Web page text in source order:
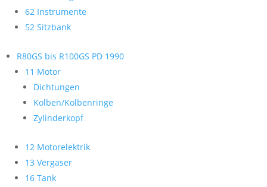
62 Instrumente
52 Sitzbank
R80GS bis R100GS PD 1990
11 Motor
Dichtungen
Kolben/Kolbenringe
Zylinderkopf
12 Motorelektrik
13 Vergaser
16 Tank